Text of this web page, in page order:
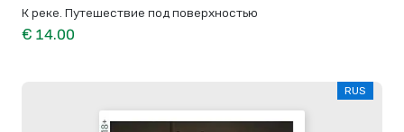
К реке. Путешествие под поверхностью
€ 14.00
RUS